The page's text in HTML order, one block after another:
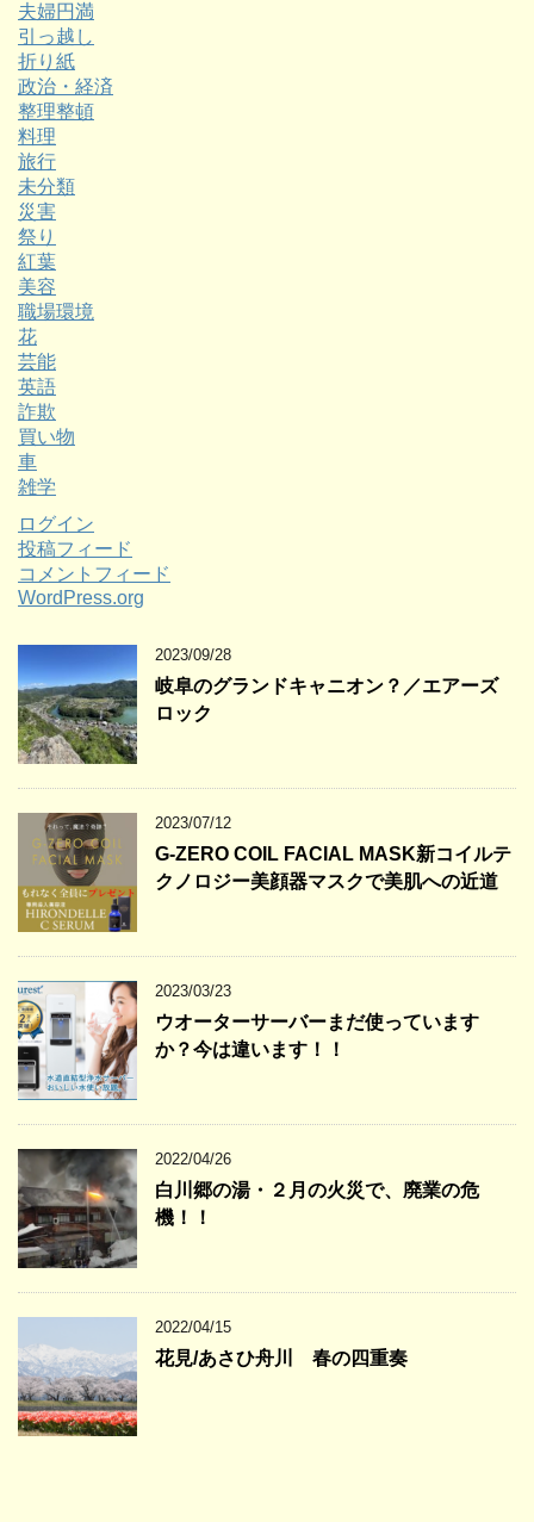
夫婦円満
引っ越し
折り紙
政治・経済
整理整頓
料理
旅行
未分類
災害
祭り
紅葉
美容
職場環境
花
芸能
英語
詐欺
買い物
車
雑学
ログイン
投稿フィード
コメントフィード
WordPress.org
2023/09/28
岐阜のグランドキャニオン？／エアーズ
ロック
2023/07/12
G-ZERO COIL FACIAL MASK新コイルテ
クノロジー美顔器マスクで美肌への近道
2023/03/23
ウオーターサーバーまだ使っています
か？今は違います！！
2022/04/26
白川郷の湯・２月の火災で、廃業の危
機！！
2022/04/15
花見/あさひ舟川 春の四重奏